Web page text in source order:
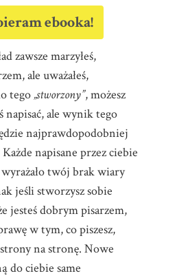
ebooka!
zawsze marzyłeś,
ale uważałeś,
tego „stworzony”, możesz
napisać, ale wynik tego
najprawdopodobniej
napisane przez ciebie
twój brak wiary
jeśli stworzysz sobie
jesteś dobrym pisarzem,
w tym, co piszesz,
na stronę. Nowe
do ciebie same